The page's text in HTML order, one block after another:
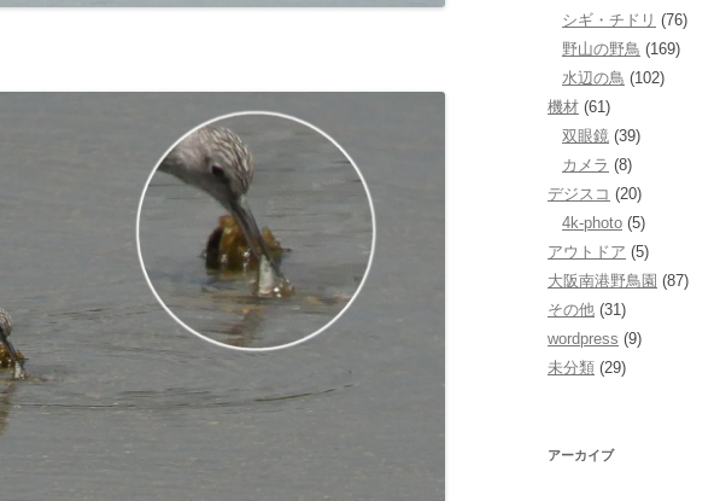
シギ・チドリ (76)
野山の野鳥 (169)
水辺の鳥 (102)
機材 (61)
双眼鏡 (39)
カメラ (8)
デジスコ (20)
4k-photo (5)
アウトドア (5)
大阪南港野鳥園 (87)
その他 (31)
wordpress (9)
未分類 (29)
アーカイブ